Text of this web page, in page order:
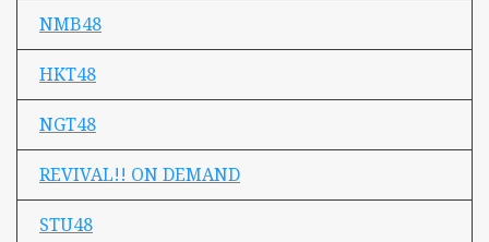
NMB48
HKT48
NGT48
REVIVAL!! ON DEMAND
STU48